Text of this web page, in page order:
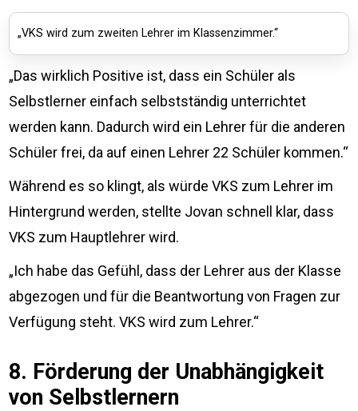
„VKS wird zum zweiten Lehrer im Klassenzimmer.“
„Das wirklich Positive ist, dass ein Schüler als
Selbstlerner einfach selbstständig unterrichtet
werden kann. Dadurch wird ein Lehrer für die anderen
Schüler frei, da auf einen Lehrer 22 Schüler kommen.“
Während es so klingt, als würde VKS zum Lehrer im
Hintergrund werden, stellte Jovan schnell klar, dass
VKS zum Hauptlehrer wird.
„Ich habe das Gefühl, dass der Lehrer aus der Klasse
abgezogen und für die Beantwortung von Fragen zur
Verfügung steht. VKS wird zum Lehrer.“
8. Förderung der Unabhängigkeit
von Selbstlernern